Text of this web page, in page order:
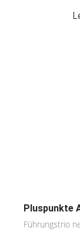
Pluspunkte
Führungstrio